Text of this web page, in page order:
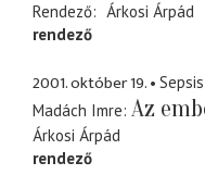
Rendező
Árkosi Árpád
rendező
2001. október 19.
Madách Imre Az
Árkosi Árpád
rendező